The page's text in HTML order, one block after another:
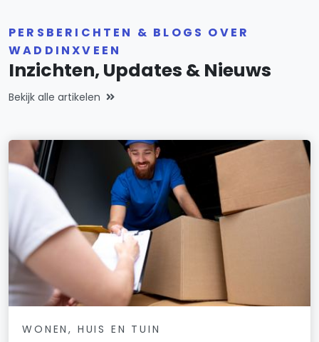
PERSBERICHTEN & BLOGS OVER
WADDINXVEEN
Inzichten, Updates & Nieuws
Bekijk alle artikelen
WONEN, HUIS EN TUIN